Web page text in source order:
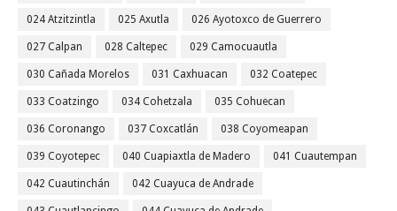
024 Atzitzintla 025 Axutla 026 Ayotoxco de Guerrero
027 Calpan 028 Caltepec 029 Camocuautla
030 Cañada Morelos 031 Caxhuacan 032 Coatepec
033 Coatzingo 034 Cohetzala 035 Cohuecan
036 Coronango 037 Coxcatlán 038 Coyomeapan
039 Coyotepec 040 Cuapiaxtla de Madero 041 Cuautempan
042 Cuautinchán 042 Cuayuca de Andrade